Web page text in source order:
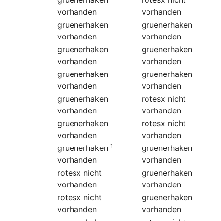
vorhanden
vorhanden
gruenerhaken
vorhanden
gruenerhaken
vorhanden
gruenerhaken
vorhanden
gruenerhaken
vorhanden
gruenerhaken
vorhanden
gruenerhaken
vorhanden
gruenerhaken
vorhanden
rotesx nicht
vorhanden
gruenerhaken
vorhanden
rotesx nicht
vorhanden
gruenerhaken 1
vorhanden
gruenerhaken
vorhanden
rotesx nicht
vorhanden
gruenerhaken
vorhanden
rotesx nicht
vorhanden
gruenerhaken
vorhanden